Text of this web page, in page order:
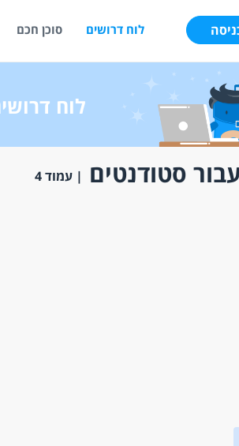
לוח דרושים סוכן חכם
לוח
סטודנטים | עמוד 4